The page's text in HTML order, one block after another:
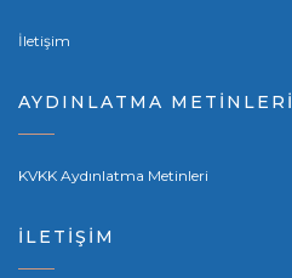
İletişim
AYDINLATMA METİNLERİ
KVKK Aydınlatma Metinleri
İLETİŞİM